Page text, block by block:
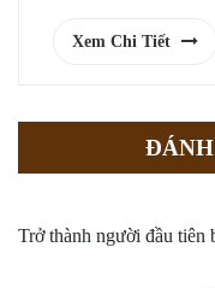
Xem Chi Tiết
Trở thành người đầu tiên